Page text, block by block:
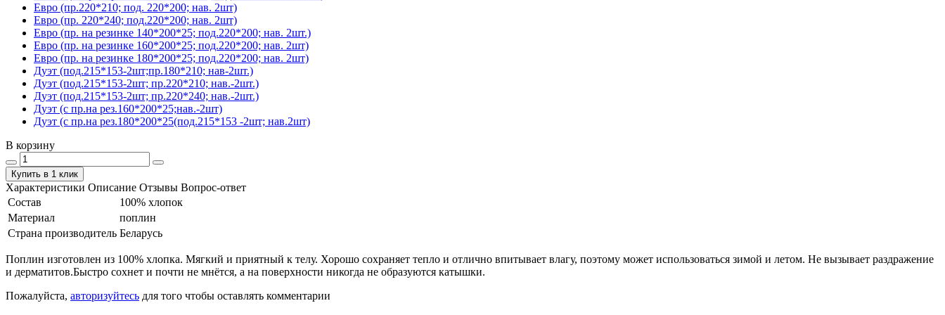
Евро (пр.220*210; под. 220*200; нав. 2шт)
Евро (пр. 220*240; под.220*200; нав. 2шт)
Евро (пр. на резинке 140*200*25; под.220*200; нав. 2шт.)
Евро (пр. на резинке 160*200*25; под.220*200; нав. 2шт)
Евро (пр. на резинке 180*200*25; под.220*200; нав. 2шт)
Дуэт (под.215*153-2шт;пр.180*210; нав-2шт.)
Дуэт (под.215*153-2шт; пр.220*210; нав.-2шт.)
Дуэт (под.215*153-2шт; пр.220*240; нав.-2шт.)
Дуэт (с пр.на рез.160*200*25;нав.-2шт)
Дуэт (с пр.на рез.180*200*25(под.215*153 -2шт; нав.2шт)
В корзину
Купить в 1 клик
Характеристики Описание Отзывы Вопрос-ответ
Состав
100% хлопок
Материал
поплин
Страна производитель Беларусь
Поплин изготовлен из 100% хлопка. Мягкий и приятный к телу. Хорошо сохраняет тепло и отлично впитывает влагу, поэтому может использоваться зимой и летом. Не вызывает раздражение
и дерматитов.Быстро сохнет и почти не мнётся, а на поверхности никогда не образуются катышки.
Пожалуйста, авторизуйтесь для того чтобы оставлять комментарии